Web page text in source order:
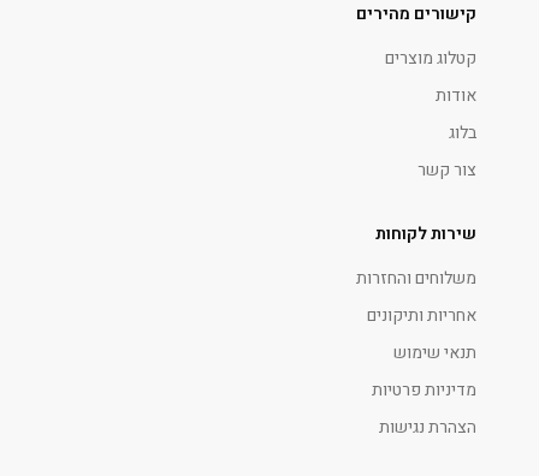
קישורים מהירים
קטלוג מוצרים
אודות
בלוג
צור קשר
שירות לקוחות
משלוחים והחזרות
אחריות ותיקונים
תנאי שימוש
מדיניות פרטיות
הצהרת נגישות